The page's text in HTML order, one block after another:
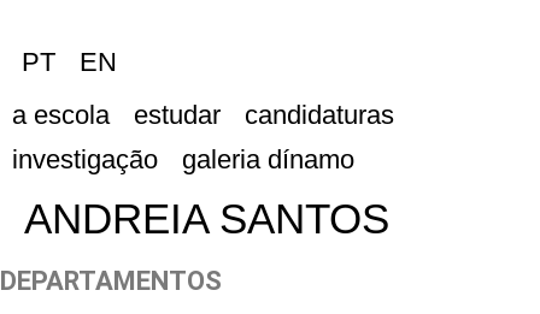
PT
EN
a escola
estudar
candidaturas
investigação
galeria dínamo
ANDREIA SANTOS
DEPARTAMENTOS